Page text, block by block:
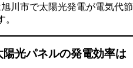
発電は電気代節約に十分な効
川市で太陽光発電が電気代節
光パネルの発電効率は